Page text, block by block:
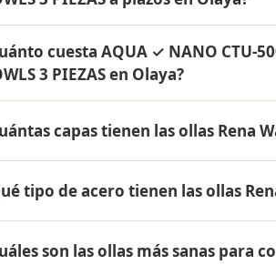
con solo el 10% de inicial y pagar
Colombia.
cuesta AQUA ✓ NANO CTU-
3 PIEZAS en Olaya?
en todo Colombia. Contáctame
capas tienen las ollas Rena
dos capas de aleación de aluminio
puro. Este diseño permite
tipo de acero tienen las ollas
de acero es resistente a la corrosión,
son las ollas más sanas para